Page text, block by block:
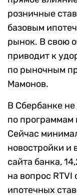
розничные
базовым
рынок. В свою
приводит к
по рыночным
Мамонов.
В Сбербанке
по программам
Сейчас
новостройки и
сайта банка,
на вопрос
ипотечных